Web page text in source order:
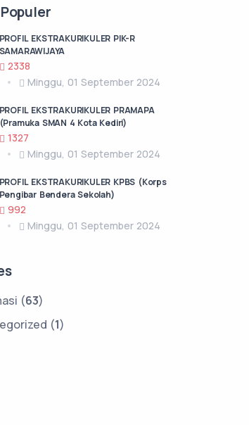
PROFIL EKSTRAKURIKULER PIK-R
SAMARAWIJAYA
2338
Minggu, 01 September 2024
PROFIL EKSTRAKURIKULER PRAMAPA
(Pramuka SMAN 4 Kota Kediri)
1327
Minggu, 01 September 2024
PROFIL EKSTRAKURIKULER KPBS (Korps
Pengibar Bendera Sekolah)
992
Minggu, 01 September 2024
(63)
(1)